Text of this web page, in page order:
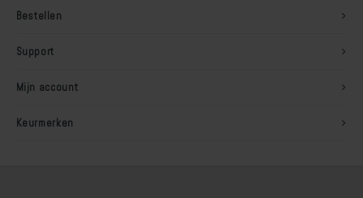
Bestellen
Support
Mijn account
Keurmerken